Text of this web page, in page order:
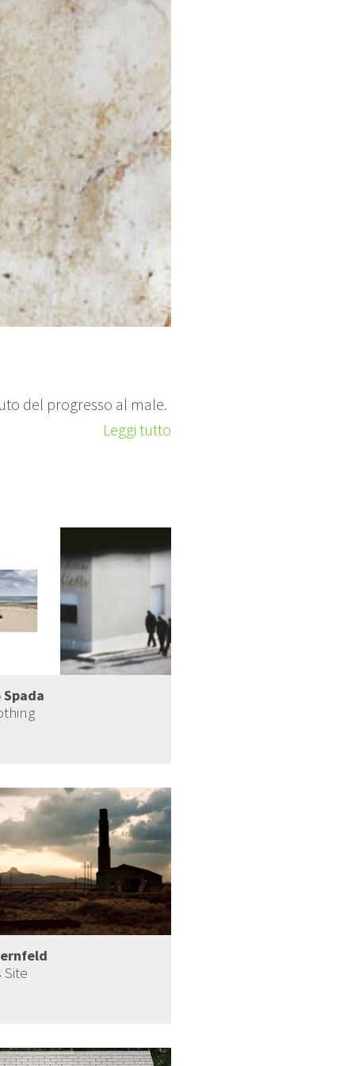
del progresso al male.
Leggi tutto
Site